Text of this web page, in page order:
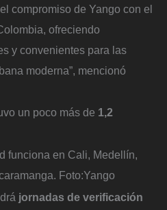
compromiso de Yango con el
ofreciendo
y convenientes para las
moderna”, mencionó
un poco más de 1,2
funciona en Cali, Medellín,
Foto:Yango
jornadas de verificación